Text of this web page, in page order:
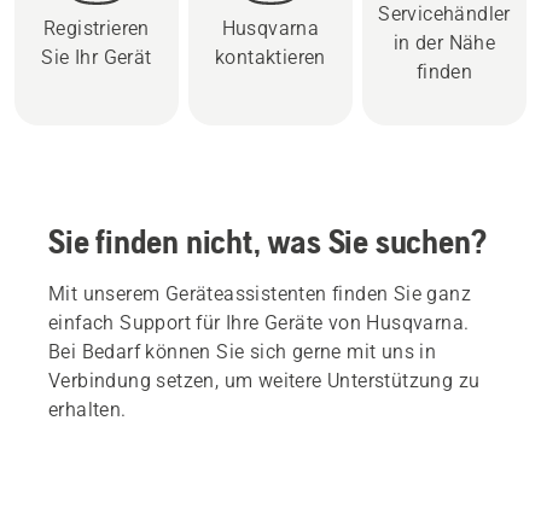
Registrieren
Sie Ihr Gerät
Husqvarna
kontaktieren
Servicehändler
in der Nähe
finden
Sie finden nicht, was Sie suchen?
Mit unserem Geräteassistenten finden Sie ganz
einfach Support für Ihre Geräte von Husqvarna.
Bei Bedarf können Sie sich gerne mit uns in
Verbindung setzen, um weitere Unterstützung zu
erhalten.